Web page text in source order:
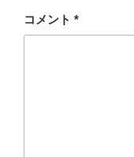
コメント *